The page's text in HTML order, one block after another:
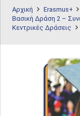
Αρχική
Erasmus+
Βασική Δράση 2 –
Κεντρικές Δράσεις